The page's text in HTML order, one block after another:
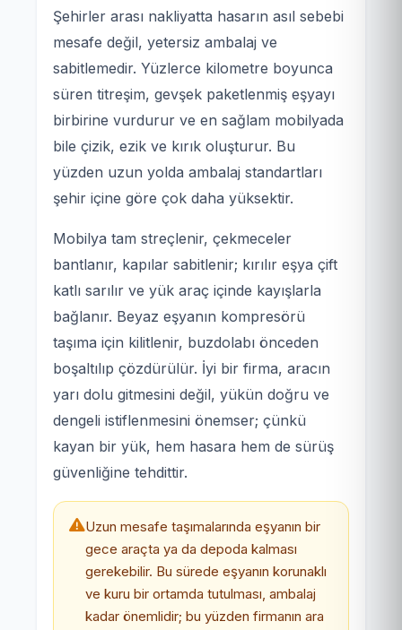
Şehirler arası nakliyatta hasarın asıl sebebi
mesafe değil, yetersiz ambalaj ve
sabitlemedir. Yüzlerce kilometre boyunca
süren titreşim, gevşek paketlenmiş eşyayı
birbirine vurdurur ve en sağlam mobilyada
bile çizik, ezik ve kırık oluşturur. Bu
yüzden uzun yolda ambalaj standartları
şehir içine göre çok daha yüksektir.
Mobilya tam streçlenir, çekmeceler
bantlanır, kapılar sabitlenir; kırılır eşya çift
katlı sarılır ve yük araç içinde kayışlarla
bağlanır. Beyaz eşyanın kompresörü
taşıma için kilitlenir, buzdolabı önceden
boşaltılıp çözdürülür. İyi bir firma, aracın
yarı dolu gitmesini değil, yükün doğru ve
dengeli istiflenmesini önemser; çünkü
kayan bir yük, hem hasara hem de sürüş
güvenliğine tehdittir.
Uzun mesafe taşımalarında eşyanın bir
gece araçta ya da depoda kalması
gerekebilir. Bu sürede eşyanın korunaklı
ve kuru bir ortamda tutulması, ambalaj
kadar önemlidir; bu yüzden firmanın ara